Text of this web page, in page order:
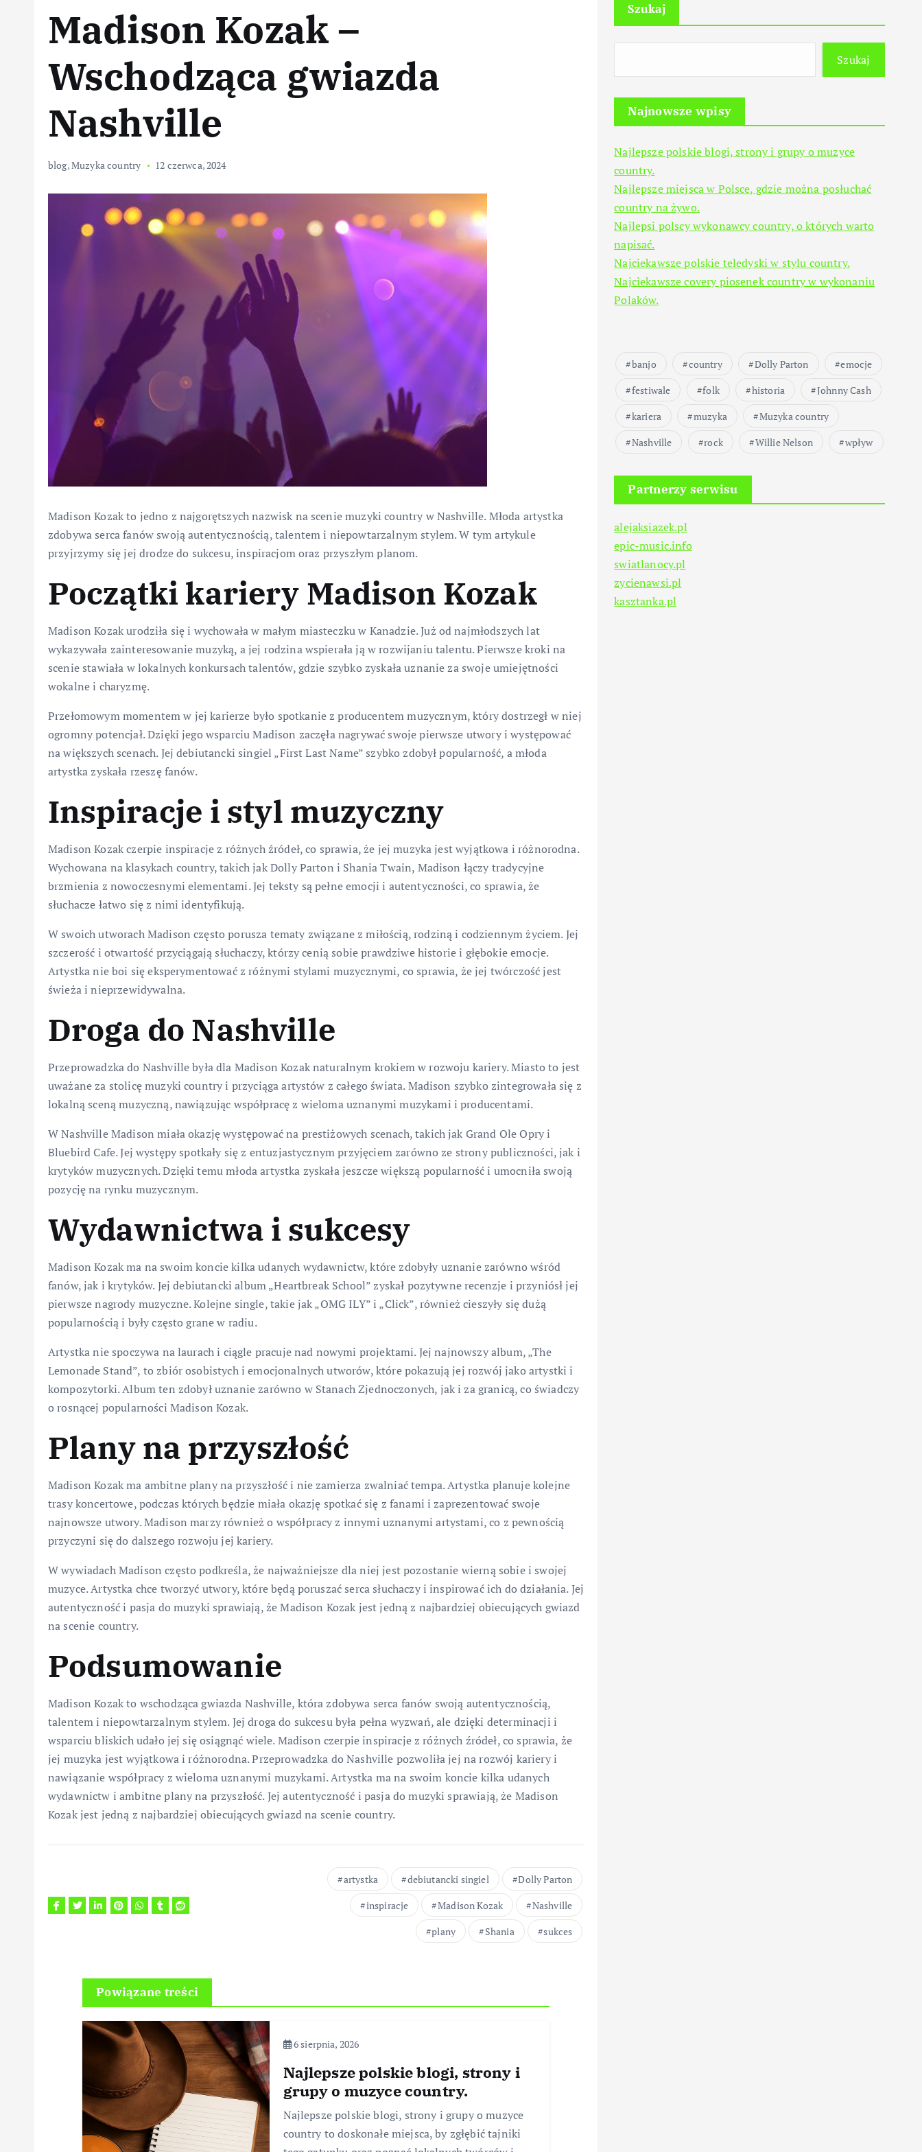
Madison Kozak –
Wschodząca gwiazda
Nashville
blog,Muzyka country 12 czerwca, 2024
Madison Kozak to jedno z najgorętszych nazwisk na scenie muzyki country w Nashville. Młoda artystka
zdobywa serca fanów swoją autentycznością, talentem i niepowtarzalnym stylem. W tym artykule
przyjrzymy się jej drodze do sukcesu, inspiracjom oraz przyszłym planom.
Początki kariery Madison Kozak
Madison Kozak urodziła się i wychowała w małym miasteczku w Kanadzie. Już od najmłodszych lat
wykazywała zainteresowanie muzyką, a jej rodzina wspierała ją w rozwijaniu talentu. Pierwsze kroki na
scenie stawiała w lokalnych konkursach talentów, gdzie szybko zyskała uznanie za swoje umiejętności
wokalne i charyzmę.
Przełomowym momentem w jej karierze było spotkanie z producentem muzycznym, który dostrzegł w niej
ogromny potencjał. Dzięki jego wsparciu Madison zaczęła nagrywać swoje pierwsze utwory i występować
na większych scenach. Jej debiutancki singiel „First Last Name” szybko zdobył popularność, a młoda
artystka zyskała rzeszę fanów.
Inspiracje i styl muzyczny
Madison Kozak czerpie inspiracje z różnych źródeł, co sprawia, że jej muzyka jest wyjątkowa i różnorodna.
Wychowana na klasykach country, takich jak Dolly Parton i Shania Twain, Madison łączy tradycyjne
brzmienia z nowoczesnymi elementami. Jej teksty są pełne emocji i autentyczności, co sprawia, że
słuchacze łatwo się z nimi identyfikują.
W swoich utworach Madison często porusza tematy związane z miłością, rodziną i codziennym życiem. Jej
szczerość i otwartość przyciągają słuchaczy, którzy cenią sobie prawdziwe historie i głębokie emocje.
Artystka nie boi się eksperymentować z różnymi stylami muzycznymi, co sprawia, że jej twórczość jest
świeża i nieprzewidywalna.
Droga do Nashville
Przeprowadzka do Nashville była dla Madison Kozak naturalnym krokiem w rozwoju kariery. Miasto to jest
uważane za stolicę muzyki country i przyciąga artystów z całego świata. Madison szybko zintegrowała się z
lokalną sceną muzyczną, nawiązując współpracę z wieloma uznanymi muzykami i producentami.
W Nashville Madison miała okazję występować na prestiżowych scenach, takich jak Grand Ole Opry i
Bluebird Cafe. Jej występy spotkały się z entuzjastycznym przyjęciem zarówno ze strony publiczności, jak i
krytyków muzycznych. Dzięki temu młoda artystka zyskała jeszcze większą popularność i umocniła swoją
pozycję na rynku muzycznym.
Wydawnictwa i sukcesy
Madison Kozak ma na swoim koncie kilka udanych wydawnictw, które zdobyły uznanie zarówno wśród
fanów, jak i krytyków. Jej debiutancki album „Heartbreak School” zyskał pozytywne recenzje i przyniósł jej
pierwsze nagrody muzyczne. Kolejne single, takie jak „OMG ILY” i „Click”, również cieszyły się dużą
popularnością i były często grane w radiu.
Artystka nie spoczywa na laurach i ciągle pracuje nad nowymi projektami. Jej najnowszy album, „The
Lemonade Stand”, to zbiór osobistych i emocjonalnych utworów, które pokazują jej rozwój jako artystki i
kompozytorki. Album ten zdobył uznanie zarówno w Stanach Zjednoczonych, jak i za granicą, co świadczy
o rosnącej popularności Madison Kozak.
Plany na przyszłość
Madison Kozak ma ambitne plany na przyszłość i nie zamierza zwalniać tempa. Artystka planuje kolejne
trasy koncertowe, podczas których będzie miała okazję spotkać się z fanami i zaprezentować swoje
najnowsze utwory. Madison marzy również o współpracy z innymi uznanymi artystami, co z pewnością
przyczyni się do dalszego rozwoju jej kariery.
W wywiadach Madison często podkreśla, że najważniejsze dla niej jest pozostanie wierną sobie i swojej
muzyce. Artystka chce tworzyć utwory, które będą poruszać serca słuchaczy i inspirować ich do działania. Jej
autentyczność i pasja do muzyki sprawiają, że Madison Kozak jest jedną z najbardziej obiecujących gwiazd
na scenie country.
Podsumowanie
Madison Kozak to wschodząca gwiazda Nashville, która zdobywa serca fanów swoją autentycznością,
talentem i niepowtarzalnym stylem. Jej droga do sukcesu była pełna wyzwań, ale dzięki determinacji i
wsparciu bliskich udało jej się osiągnąć wiele. Madison czerpie inspiracje z różnych źródeł, co sprawia, że
jej muzyka jest wyjątkowa i różnorodna. Przeprowadzka do Nashville pozwoliła jej na rozwój kariery i
nawiązanie współpracy z wieloma uznanymi muzykami. Artystka ma na swoim koncie kilka udanych
wydawnictw i ambitne plany na przyszłość. Jej autentyczność i pasja do muzyki sprawiają, że Madison
Kozak jest jedną z najbardziej obiecujących gwiazd na scenie country.
artystka debiutancki singiel
Dolly Parton
inspiracje
Madison Kozak
Nashville
plany
Shania sukces
Powiązane treści
6 sierpnia, 2026
Najlepsze polskie blogi, strony i
grupy o muzyce country.
Najlepsze polskie blogi, strony i grupy o muzyce
country to doskonałe miejsca, by zgłębić tajniki
Szukaj
Szukaj
Najnowsze wpisy
Najlepsze polskie blogi, strony i grupy o muzyce
country.
Najlepsze miejsca w Polsce, gdzie można posłuchać
country na żywo.
Najlepsi polscy wykonawcy country, o których warto
napisać.
Najciekawsze polskie teledyski w stylu country.
Najciekawsze covery piosenek country w wykonaniu
Polaków.
banjo country Dolly Parton
emocje
festiwale
folk historia
Johnny Cash
kariera
muzyka
Muzyka country
Nashville
rock Willie Nelson wpływ
Partnerzy serwisu
alejaksiazek.pl
epic-music.info
swiatlanocy.pl
zycienawsi.pl
kasztanka.pl